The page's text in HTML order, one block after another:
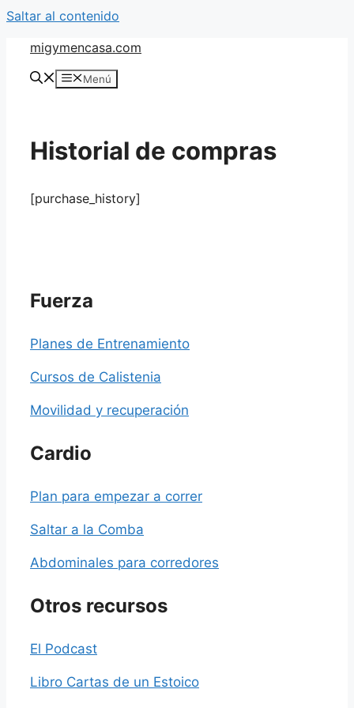
Saltar al contenido
migymencasa.com
Menú
Historial de compras
[purchase_history]
Fuerza
Planes de Entrenamiento
Cursos de Calistenia
Movilidad y recuperación
Cardio
Plan para empezar a correr
Saltar a la Comba
Abdominales para corredores
Otros recursos
El Podcast
Libro Cartas de un Estoico